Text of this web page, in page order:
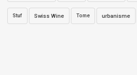
Stuf Swiss Wine Tome urbanisme